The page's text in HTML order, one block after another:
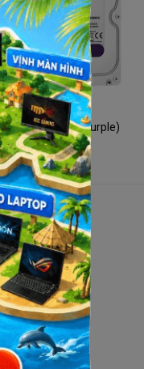
Western 6TB (Purple)
hệ